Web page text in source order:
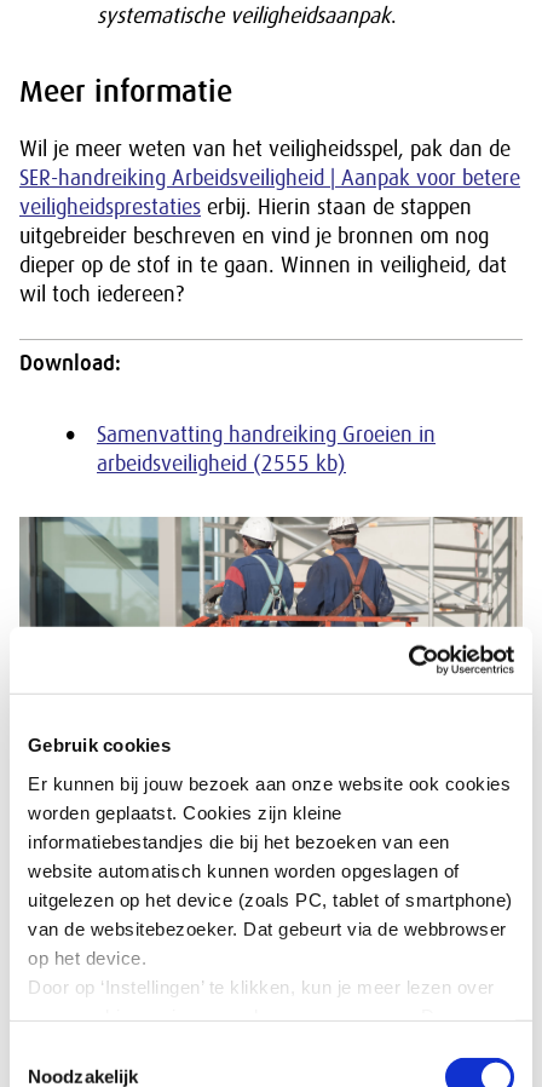
Gebruik cookies
Er kunnen bij jouw bezoek aan onze website ook cookies
worden geplaatst. Cookies zijn kleine
informatiebestandjes die bij het bezoeken van een
website automatisch kunnen worden opgeslagen of
uitgelezen op het device (zoals PC, tablet of smartphone)
van de websitebezoeker. Dat gebeurt via de webbrowser
op het device.
Door op ‘Instellingen’ te klikken, kun je meer lezen over
alle cookies zoals omschreven in onze cookieverklaring
Noodzakelijk
systematische veiligheidsaanpak.
Meer informatie
Wil je meer weten van het veiligheidsspel, pak dan de
SER-handreiking Arbeidsveiligheid | Aanpak voor betere
veiligheidsprestaties erbij. Hierin staan de stappen
uitgebreider beschreven en vind je bronnen om nog
dieper op de stof in te gaan. Winnen in veiligheid, dat
wil toch iedereen?
Download:
Samenvatting handreiking Groeien in
arbeidsveiligheid (2555 kb)
Thema Arbeidsveiligheid
Handreikingen SER
Arboplatform